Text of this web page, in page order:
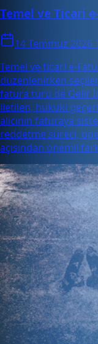
Temel ve Ticari
14 Temmuz 2026
Temel ve ticari e-
düzenlenirken
fatura türü de Gelir
iletilen, hukuki
alıcının faturaya
reddetme süreci,
açısından önemli